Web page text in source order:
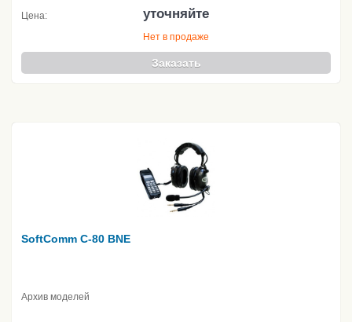
Цена: уточняйте
Нет в продаже
Заказать
SoftComm C-80 BNE
Архив моделей